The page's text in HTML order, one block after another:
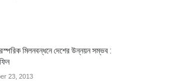
মিলনবন্ধনে দেশের উন্নয়ন সম্ভব :
23, 2013